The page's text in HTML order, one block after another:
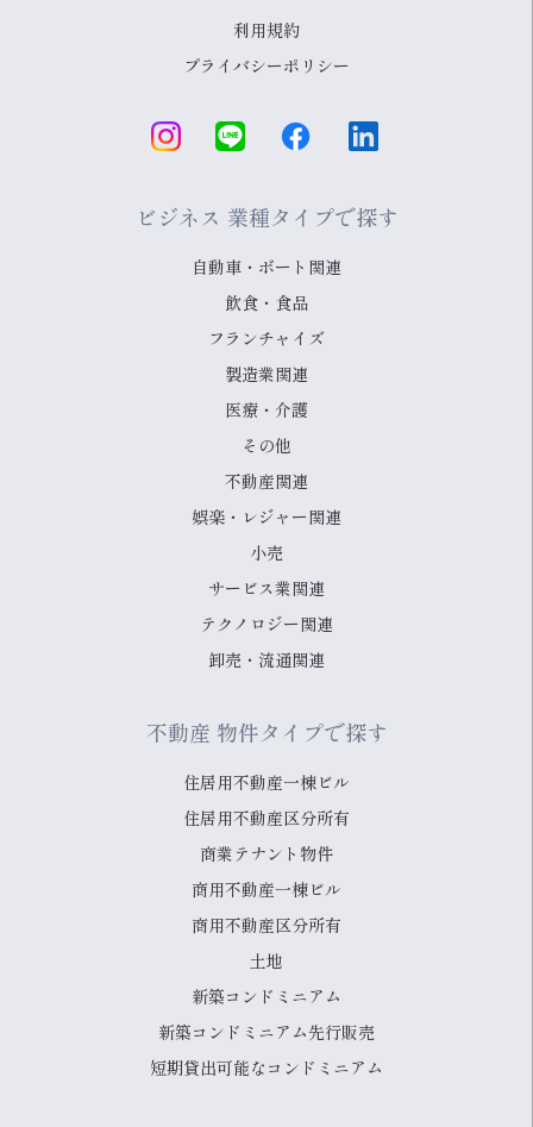
利用規約
プライバシーポリシー
不動産 物件タイプで探す
住居用不動産一棟ビル
住居用不動産区分所有
商業テナント物件
商用不動産一棟ビル
商用不動産区分所有
土地
新築コンドミニアム
新築コンドミニアム先行販売
短期貸出可能なコンドミニアム
ビジネス 業種タイプで探す
自動車・ボート関連
飲食・食品
フランチャイズ
製造業関連
医療・介護
その他
不動産関連
娯楽・レジャー関連
小売
サービス業関連
テクノロジー関連
卸売・流通関連